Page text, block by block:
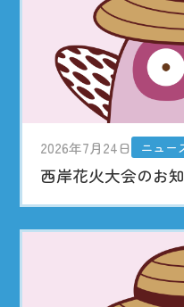
2026年7月24日 ニュー
西岸花火大会のお